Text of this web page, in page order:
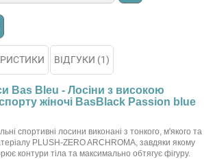
ВІДГУКИ (1)
Bas Bleu - Лосіни з високою
жіночі BasBlack Passion blue
спортивні лосини виконані з тонкого, м'якого та
PLUSH-ZERO ARCHROMA, завдяки якому
контури тіла та максимально обтягує фігуру.